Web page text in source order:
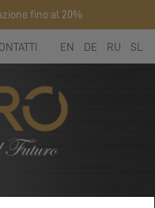
fino al 20%
EN DE RU SL